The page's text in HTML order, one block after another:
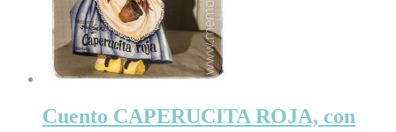
Cuento CAPERUCITA ROJA, con